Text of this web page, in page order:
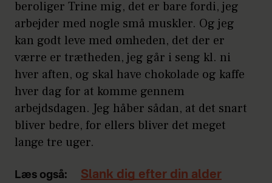
beroliger Trine mig, det er bare fordi, jeg
arbejder med nogle små muskler. Og jeg
kan godt leve med ømheden, det der er
værre er trætheden, jeg går i seng kl. ni
hver aften, og skal have chokolade og kaffe
hver dag for at komme gennem
arbejdsdagen. Jeg håber sådan, at det snart
bliver bedre, for ellers bliver det meget
lange tre uger.
Læs også: Slank dig efter din alder